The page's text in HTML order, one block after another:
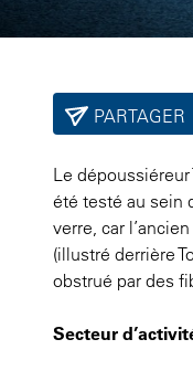
PARTAGER
Le dépoussiéreur
été testé au sein
verre, car
(illustré derrière
obstrué par des
Secteur